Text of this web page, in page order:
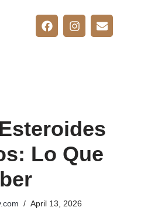
Lo Que
April 13, 2026